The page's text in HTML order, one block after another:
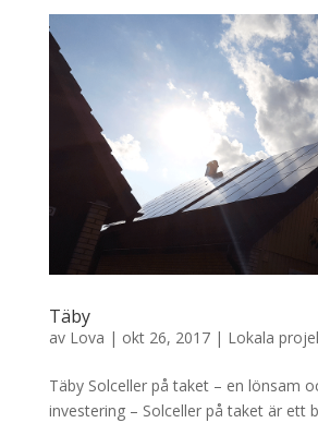
Täby
av Lova | okt 26, 2017| Lokala
Täby Solceller på taket – en lönsam
investering – Solceller på taket är ett